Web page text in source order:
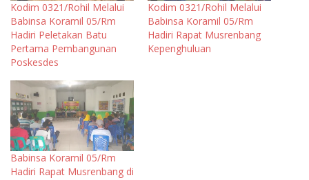
Kodim 0321/Rohil Melalui
Babinsa Koramil 05/Rm
Hadiri Peletakan Batu
Pertama Pembangunan
Poskesdes
Kodim 0321/Rohil Melalui
Babinsa Koramil 05/Rm
Hadiri Rapat Musrenbang
Kepenghuluan
Babinsa Koramil 05/Rm
Hadiri Rapat Musrenbang di